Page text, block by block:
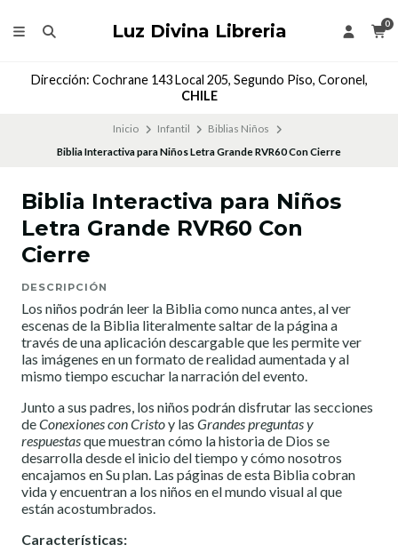
Luz Divina Libreria 0
Dirección: Cochrane 143 Local 205, Segundo Piso, Coronel,
CHILE
Inicio Infantil
Biblias Niños
Biblia Interactiva para Niños Letra Grande RVR60 Con Cierre
Biblia Interactiva para Niños
Letra Grande RVR60 Con
Cierre
DESCRIPCIÓN
Los niños podrán leer la Biblia como nunca antes, al ver
escenas de la Biblia literalmente saltar de la página a
través de una aplicación descargable que les permite ver
las imágenes en un formato de realidad aumentada y al
mismo tiempo escuchar la narración del evento.
Junto a sus padres, los niños podrán disfrutar las secciones
deConexiones con Cristoy las Grandes preguntas y
respuestasque muestran cómo la historia de Dios se
desarrolla desde el inicio del tiempo y cómo nosotros
encajamos en Su plan. Las páginas de esta Biblia cobran
vida y encuentran a los niños en el mundo visual al que
están acostumbrados.
Características: